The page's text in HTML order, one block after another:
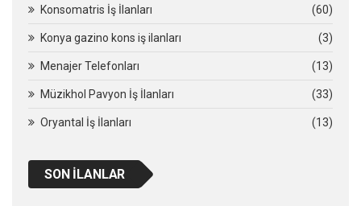
Konsomatris İş İlanları (60)
Konya gazino kons iş ilanları (3)
Menajer Telefonları (13)
Müzikhol Pavyon İş İlanları (33)
Oryantal İş İlanları (13)
SON İLANLAR